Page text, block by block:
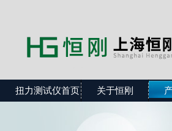
扭力测试仪首页 关于恒刚